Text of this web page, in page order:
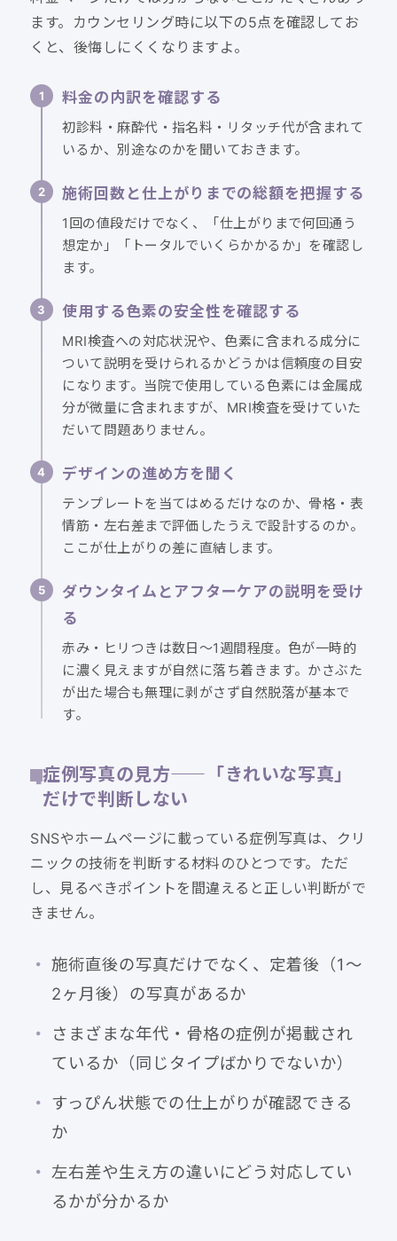
ます。カウンセリング時に以下の5点を確認してお
くと、後悔しにくくなりますよ。
料金の内訳を確認する
初診料・麻酔代・指名料・リタッチ代が含まれて
いるか、別途なのかを聞いておきます。
施術回数と仕上がりまでの総額を把握する
1回の値段だけでなく、「仕上がりまで何回通う
想定か」「トータルでいくらかかるか」を確認し
ます。
使用する色素の安全性を確認する
MRI検査への対応状況や、色素に含まれる成分に
ついて説明を受けられるかどうかは信頼度の目安
になります。当院で使用している色素には金属成
分が微量に含まれますが、MRI検査を受けていた
だいて問題ありません。
デザインの進め方を聞く
テンプレートを当てはめるだけなのか、骨格・表
情筋・左右差まで評価したうえで設計するのか。
ここが仕上がりの差に直結します。
ダウンタイムとアフターケアの説明を受け
る
赤み・ヒリつきは数日〜1週間程度。色が一時的
に濃く見えますが自然に落ち着きます。かさぶた
が出た場合も無理に剥がさず自然脱落が基本で
す。
症例写真の見方——「きれいな写真」
だけで判断しない
SNSやホームページに載っている症例写真は、クリ
ニックの技術を判断する材料のひとつです。ただ
し、見るべきポイントを間違えると正しい判断がで
きません。
施術直後の写真だけでなく、定着後（1〜
2ヶ月後）の写真があるか
さまざまな年代・骨格の症例が掲載され
ているか（同じタイプばかりでないか）
すっぴん状態での仕上がりが確認できる
か
左右差や生え方の違いにどう対応してい
るかが分かるか